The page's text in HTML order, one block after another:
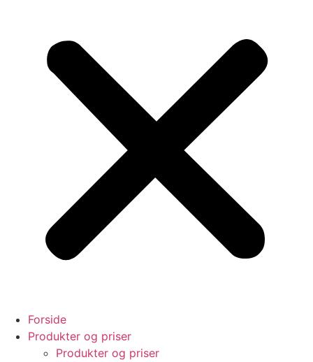
Forside
Produkter og priser
Produkter og priser